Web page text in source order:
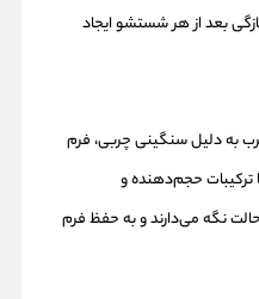
بعد از هر شستشو ایجاد
به دلیل سنگینی چربی، فرم
حجم‌دهنده و
نگه می‌دارند و به حفظ فرم